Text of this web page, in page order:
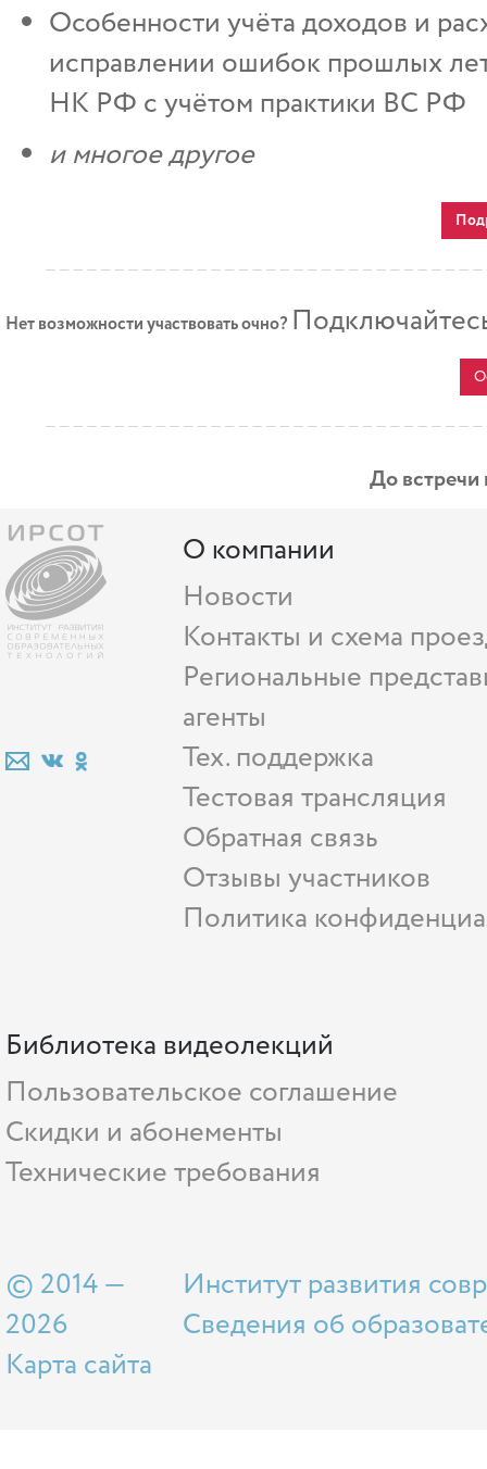
Особенности учёта доходов и
исправлении ошибок прошлых
НК РФ с учётом практики ВС РФ
и многое другое
Нет возможности участвовать очно?
До
О компании
Новости
Контакты и схема
Региональные
агенты
Тех. поддержка
Тестовая трансляция
Обратная связь
Отзывы участников
Политика
Библиотека видеолекций
Пользовательское соглашение
Скидки и абонементы
Технические требования
© 2014 —
2026
Карта сайта
Институт развития
Сведения об